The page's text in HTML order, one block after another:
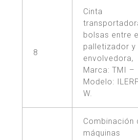
8
Cinta
bolsas entre
palletizador y
envolvedora,
Marca: TMI –
Modelo:
W.
Combinación
máquinas